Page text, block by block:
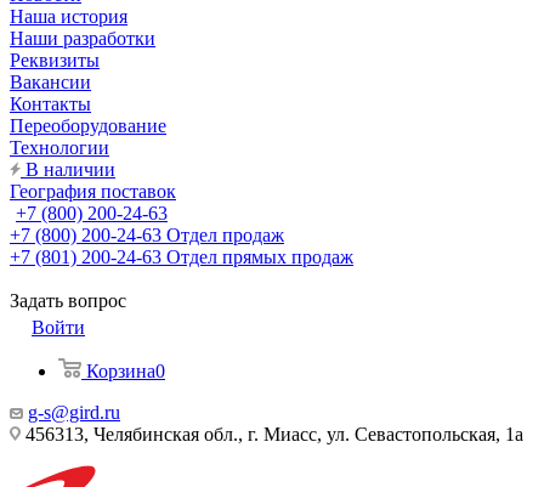
Наша история
Наши разработки
Реквизиты
Вакансии
Контакты
Переоборудование
Технологии
В наличии
География поставок
+7 (800) 200-24-63
+7 (800) 200-24-63 Отдел продаж
+7 (801) 200-24-63 Отдел прямых продаж
Задать вопрос
Войти
Корзина0
g-s@gird.ru
456313, Челябинская обл., г. Миасс, ул. Севастопольская, 1а